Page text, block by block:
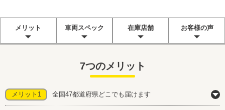
メリット 車両スペック 在庫店舗 お客様の声
7つのメリット
メリット1 全国47都道府県どこでも届けます